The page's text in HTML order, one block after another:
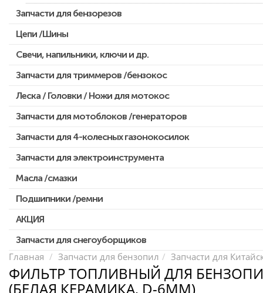
Запчасти для бензорезов
Цепи /Шины
Свечи, напильники, ключи и др.
Запчасти для триммеров /бензокос
Запчасти для Китайских триммеров
Запчасти для мотокос Stihl /Husqvarna /Oleo-mac /Echo и др.
Леска / Головки / Ножи для мотокос
Запчасти для мотоблоков /генераторов
Запчасти для 4-колесных газонокосилок
Запчасти для электроинструмента
Двигатели, редукторы для шуруповертов
Патроны для шуруповертов / перфораторов
Выключатели, переключатели
Запчасти для перфораторов и отбойных молотков
Запчасти для УШМ (болгарок)
Запчасти для электроинструмента другие
Масла /смазки
Подшипники /ремни
АКЦИЯ
Скидка 50%
Запчасти для снегоуборщиков
Главная Запчасти для бензопил Запчасти для
ФИЛЬТР ТОПЛИВНЫЙ ДЛЯ
(БЕЛАЯ КЕРАМИКА, D-6ММ)